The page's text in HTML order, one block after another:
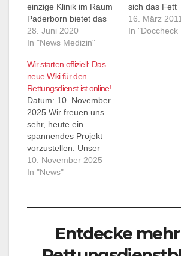
einzige Klinik im Raum
Paderborn bietet das
St. Vincenz-
Krankenhaus nun ein
Versorgung von
Patienten mit
Schlaganfällen an – die
sogenannte
„katheterbasierte
Thrombektomie“:
Dabei können
Radiologen Gerinnsel
(sog. Thromben) in
Blutgefäßen mit Hilfe
Kathetern besonders
schnell…
28. Juni 2020
In "News Medizin"
sich das Fett
überwiegend
Körpermitte
16. März 2011
In "Doccheck
Wir starten offiziell: Das
neue Wiki für den
Rettungsdienst ist online!
Datum: 10. November
2025 Wir freuen uns
sehr, heute ein
spannendes Projekt
vorzustellen: Unser
neues Wissens- und
Nachschlagewerk für
Rettungsdienste geht
10. November 2025
In "News"
Entdecke